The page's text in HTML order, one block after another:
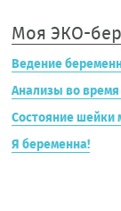
Моя ЭКО-
Ведение
Анализы во
Состояние шейки
Я беременна!